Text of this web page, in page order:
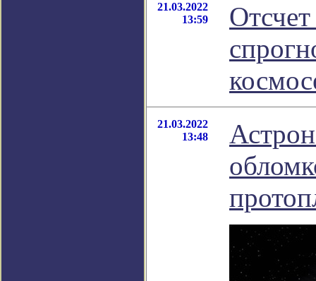
21.03.2022
13:59
21.03.2022
13:48